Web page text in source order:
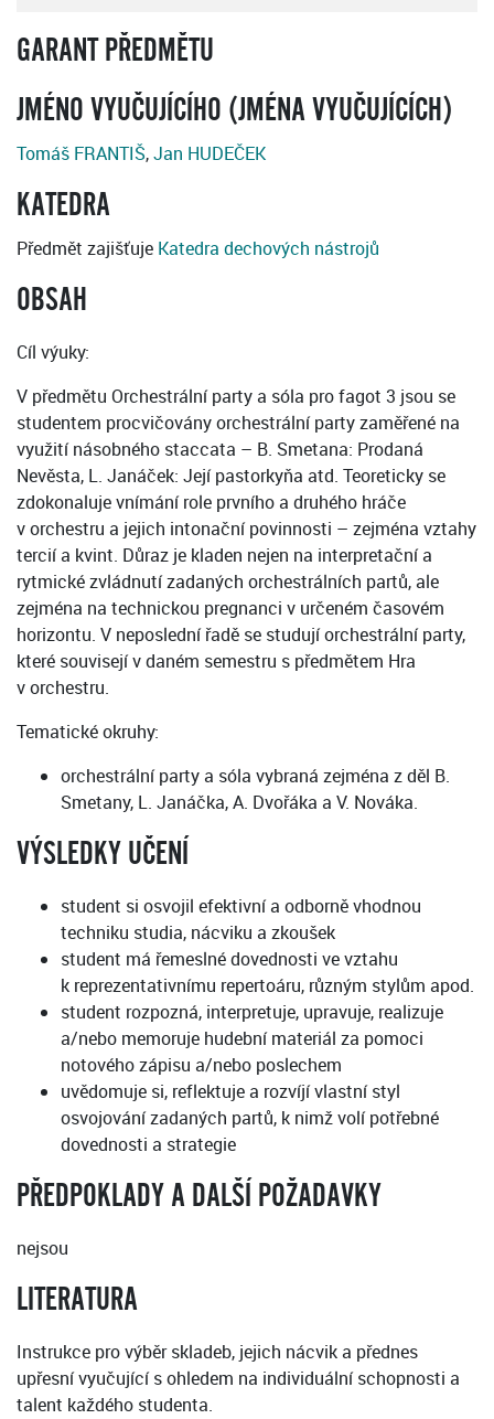
GARANT PŘEDMĚTU
JMÉNO VYUČUJÍCÍHO (JMÉNA VYUČUJÍCÍCH)
Tomáš FRANTIŠ,Jan HUDEČEK
KATEDRA
Předmět zajišťuje Katedra dechových nástrojů
OBSAH
Cíl výuky:
V předmětu Orchestrální party a sóla pro fagot 3 jsou se
studentem procvičovány orchestrální party zaměřené na
využití násobného staccata – B. Smetana: Prodaná
Nevěsta, L. Janáček: Její pastorkyňa atd. Teoreticky se
zdokonaluje vnímání role prvního a druhého hráče
v orchestru a jejich intonační povinnosti – zejména vztahy
tercií a kvint. Důraz je kladen nejen na interpretační a
rytmické zvládnutí zadaných orchestrálních partů, ale
zejména na technickou pregnanci v určeném časovém
horizontu. V neposlední řadě se studují orchestrální party,
které souvisejí v daném semestru s předmětem Hra
v orchestru.
Tematické okruhy:
orchestrální party a sóla vybraná zejména z děl B.
Smetany, L. Janáčka, A. Dvořáka a V. Nováka.
VÝSLEDKY UČENÍ
student si osvojil efektivní a odborně vhodnou
techniku studia, nácviku a zkoušek
student má řemeslné dovednosti ve vztahu
k reprezentativnímu repertoáru, různým stylům apod.
student rozpozná, interpretuje, upravuje, realizuje
a/nebo memoruje hudební materiál za pomoci
notového zápisu a/nebo poslechem
uvědomuje si, reflektuje a rozvíjí vlastní styl
osvojování zadaných partů, k nimž volí potřebné
dovednosti a strategie
PŘEDPOKLADY A DALŠÍ POŽADAVKY
nejsou
LITERATURA
Instrukce pro výběr skladeb, jejich nácvik a přednes
upřesní vyučující s ohledem na individuální schopnosti a
talent každého studenta.